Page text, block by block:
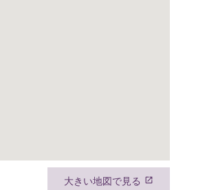
大きい地図で見る launch